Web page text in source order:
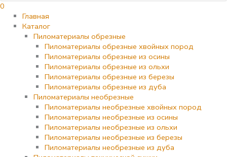
0
Главная
Каталог
Пиломатериалы обрезные
Пиломатериалы обрезные хвойных пород
Пиломатериалы обрезные из осины
Пиломатериалы обрезные из ольхи
Пиломатериалы обрезные из березы
Пиломатериалы обрезные из дуба
Пиломатериалы необрезные
Пиломатериалы необрезные хвойных пород
Пиломатериалы необрезные из осины
Пиломатериалы необрезные из ольхи
Пиломатериалы необрезные из березы
Пиломатериалы необрезные из дуба